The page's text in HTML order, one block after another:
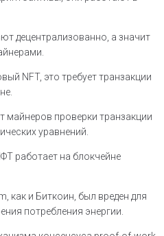
децентрализованно, а значит
NFT, это требует транзакции
майнеров проверки транзакции
уравнений.
работает на блокчейне
как и Биткоин, был вреден для
потребления энергии.